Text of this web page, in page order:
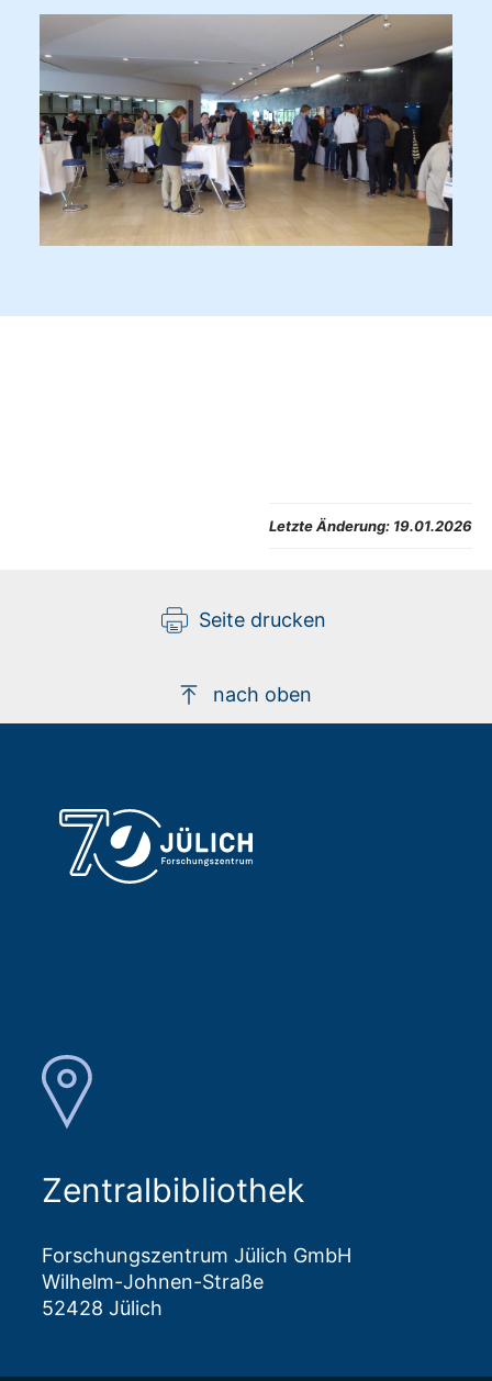
Letzte Änderung: 19.01.2026
Seite drucken
nach oben
Zentralbibliothek
Forschungszentrum Jülich GmbH
Wilhelm-Johnen-Straße
52428 Jülich